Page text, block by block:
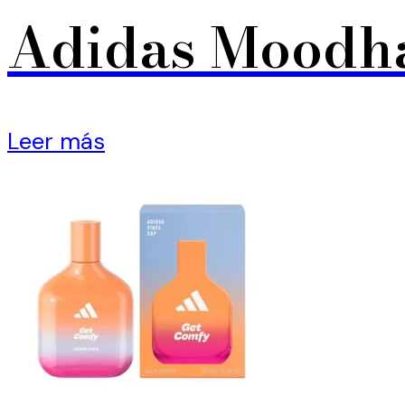
Adidas
Leer más